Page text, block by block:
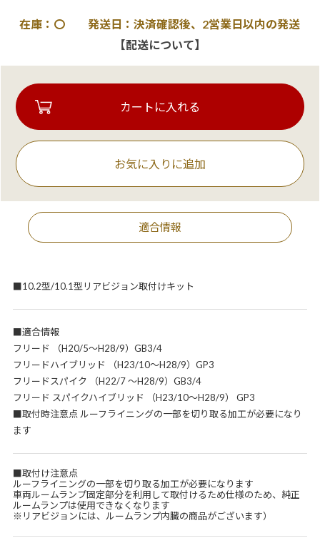
在庫：〇 発送日：決済確認後、2営業日以内の発送
【配送について】
お気に入りに追加
適合情報
■10.2型/10.1型リアビジョン取付けキット
■適合情報
フリード （H20/5～H28/9）GB3/4
フリードハイブリッド （H23/10～H28/9）GP3
フリードスパイク （H22/7 ～H28/9）GB3/4
フリード スパイクハイブリッド （H23/10～H28/9） GP3
■取付時注意点 ルーフライニングの一部を切り取る加工が必要になり
ます
■取付け注意点
ルーフライニングの一部を切り取る加工が必要になります
車両ルームランプ固定部分を利用して取付けるため仕様のため、純正
ルームランプは使用できなくなります
※リアビジョンには、ルームランプ内臓の商品がございます）